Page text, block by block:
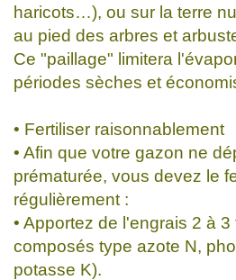
haricots…), ou sur la terre
au pied des arbres et
Ce "paillage" limitera
périodes sèches et
• Fertiliser raisonnablement
• Afin que votre gazon ne
prématurée, vous devez le
régulièrement :
• Apportez de l'engrais 2 à
composés type azote N,
potasse K).